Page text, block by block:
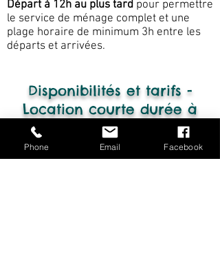
Départ à 12h au plus tard pour permettre
le service de ménage complet et une
plage horaire de minimum 3h entre les
départs et arrivées.
Disponibilités et tarifs -
Location courte durée à
partir d'une nuit
Conditions d'annulation flexibles sans risque -
Acompte de seulement 20% à la réservation
Phone Email Facebook